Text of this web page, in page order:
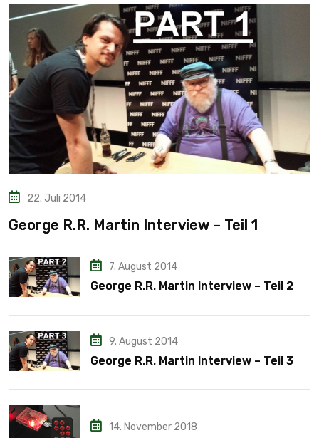
22. Juli 2014
George R.R. Martin Interview – Teil 1
7. August 2014
George R.R. Martin Interview – Teil 2
9. August 2014
George R.R. Martin Interview – Teil 3
14. November 2018